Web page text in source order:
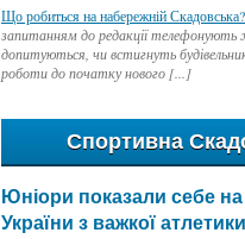
Що робиться на набережній Скадовська?
запитанням до редакції телефонують
допитуються, чи встигнуть
роботи до початку нового [...]
Спортивна
Юніори показали себе на
України з важкої атлетики